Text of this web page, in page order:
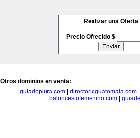
Realizar una Oferta
Precio Ofrecido $
Otros dominios en venta:
guiadepiura.com
directorioguatemala.com
baloncestofemenino.com